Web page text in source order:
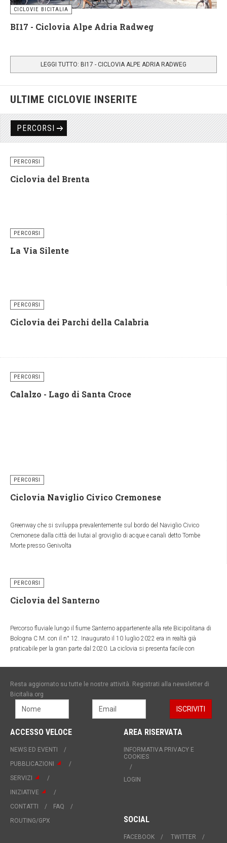
CICLOVIE BICITALIA
BI17 - Ciclovia Alpe Adria Radweg
LEGGI TUTTO: BI17 - CICLOVIA ALPE ADRIA RADWEG
ULTIME CICLOVIE INSERITE
PERCORSI
PERCORSI
Ciclovia del Brenta
PERCORSI
La Via Silente
PERCORSI
Ciclovia dei Parchi della Calabria
PERCORSI
Calalzo - Lago di Santa Croce
PERCORSI
Ciclovia Naviglio Civico Cremonese
Greenway che si sviluppa prevalentemente sul bordo del Naviglio Civico
Cremonese dalla città dei liutai al groviglio di acque e canali detto Tombe
Morte presso Genivolta
PERCORSI
Ciclovia del Santerno
Percorso fluviale lungo il fiume Santerno appartenente alla rete Bicipolitana di
Bologna C M. con il n° 12. Inaugurato il 10 luglio 2022 era in realtà già
praticabile per la gran parte dal 2020. La ciclovia si presenta facile con
per le salite fino a Castel del Rio. Informazioni dettagliate nel sio web dedicato:
Resta aggiornato su tutte le nostre attività. Registrati alla newsletter di
Bicitalia.org
ACCESSO VELOCE
NEWS ED EVENTI
PUBBLICAZIONI
SERVIZI
INIZIATIVE
CONTATTI
FAQ
ROUTING/GPX
AREA RISERVATA
INFORMATIVA PRIVACY E
COOKIES
LOGIN
SOCIAL
FACEBOOK TWITTER